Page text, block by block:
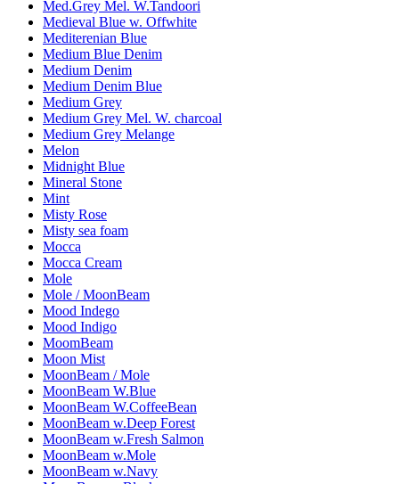
Med.Grey Mel. W.Tandoori
Medieval Blue w. Offwhite
Mediterenian Blue
Medium Blue Denim
Medium Denim
Medium Denim Blue
Medium Grey
Medium Grey Mel. W. charcoal
Medium Grey Melange
Melon
Midnight Blue
Mineral Stone
Mint
Misty Rose
Misty sea foam
Mocca
Mocca Cream
Mole
Mole / MoonBeam
Mood Indego
Mood Indigo
MoomBeam
Moon Mist
MoonBeam / Mole
MoonBeam W.Blue
MoonBeam W.CoffeeBean
MoonBeam w.Deep Forest
MoonBeam w.Fresh Salmon
MoonBeam w.Mole
MoonBeam w.Navy